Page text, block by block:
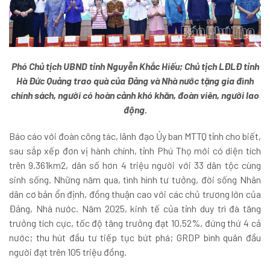
Phó Chủ tịch UBND tỉnh Nguyễn Khắc Hiếu; Chủ tịch LĐLĐ tỉnh
Hà Đức Quảng trao quà của Đảng và Nhà nước tặng gia đình
chính sách, người có hoàn cảnh khó khăn, đoàn viên, người lao
động.
Báo cáo với đoàn công tác, lãnh đạo Ủy ban MTTQ tỉnh cho biết,
sau sắp xếp đơn vị hành chính, tỉnh Phú Thọ mới có diện tích
trên 9.361km2, dân số hơn 4 triệu người với 33 dân tộc cùng
sinh sống. Những năm qua, tình hình tư tưởng, đời sống Nhân
dân cơ bản ổn định, đồng thuận cao với các chủ trương lớn của
Đảng, Nhà nước. Năm 2025, kinh tế của tỉnh duy trì đà tăng
trưởng tích cực, tốc độ tăng trưởng đạt 10,52%, đứng thứ 4 cả
nước; thu hút đầu tư tiếp tục bứt phá; GRDP bình quân đầu
người đạt trên 105 triệu đồng.